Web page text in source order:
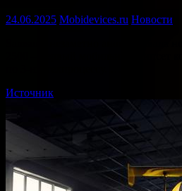
24.06.2025 Mobidevices.ru Новости
Источник